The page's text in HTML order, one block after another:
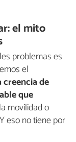
el mito
problemas es
el
creencia de
que
movilidad o
eso no tiene por